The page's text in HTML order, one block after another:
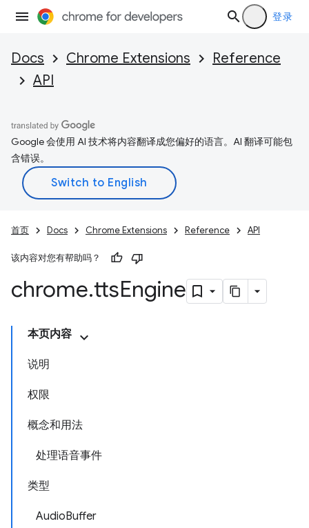
登录
Docs Chrome Extensions
Reference
API
Google 会使用 AI 技术将内容翻译成您偏好的语言。AI 翻译可能包
含错误。
首页 Docs Chrome Extensions Reference API
该内容对您有帮助吗？
chrome.ttsEngine
本页内容
说明
权限
概念和用法
处理语音事件
类型
AudioBuffer